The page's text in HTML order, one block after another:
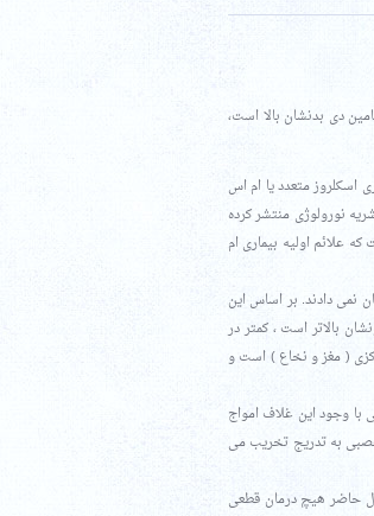
دی بدنشان بالا است،
اسکلروز متعدد یا ام اس
نورولوژی منتشر کرده
علائم اولیه بیماری ام
نمی دادند. بر اساس این
بالاتر است ، کمتر در
( مغز و نخاع ) است و
وجود این غلاف امواج
به تدریج تخریب می
حاضر هیچ درمان قطعی